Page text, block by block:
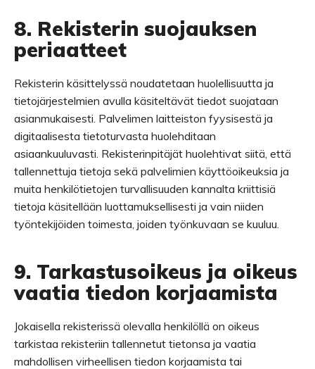
8. Rekisterin suojauksen
periaatteet
Rekisterin käsittelyssä noudatetaan huolellisuutta ja
tietojärjestelmien avulla käsiteltävät tiedot suojataan
asianmukaisesti. Palvelimen laitteiston fyysisestä ja
digitaalisesta tietoturvasta huolehditaan
asiaankuuluvasti. Rekisterinpitäjät huolehtivat siitä, että
tallennettuja tietoja sekä palvelimien käyttöoikeuksia ja
muita henkilötietojen turvallisuuden kannalta kriittisiä
tietoja käsitellään luottamuksellisesti ja vain niiden
työntekijöiden toimesta, joiden työnkuvaan se kuuluu.
9. Tarkastusoikeus ja oikeus
vaatia tiedon korjaamista
Jokaisella rekisterissä olevalla henkilöllä on oikeus
tarkistaa rekisteriin tallennetut tietonsa ja vaatia
mahdollisen virheellisen tiedon korjaamista tai